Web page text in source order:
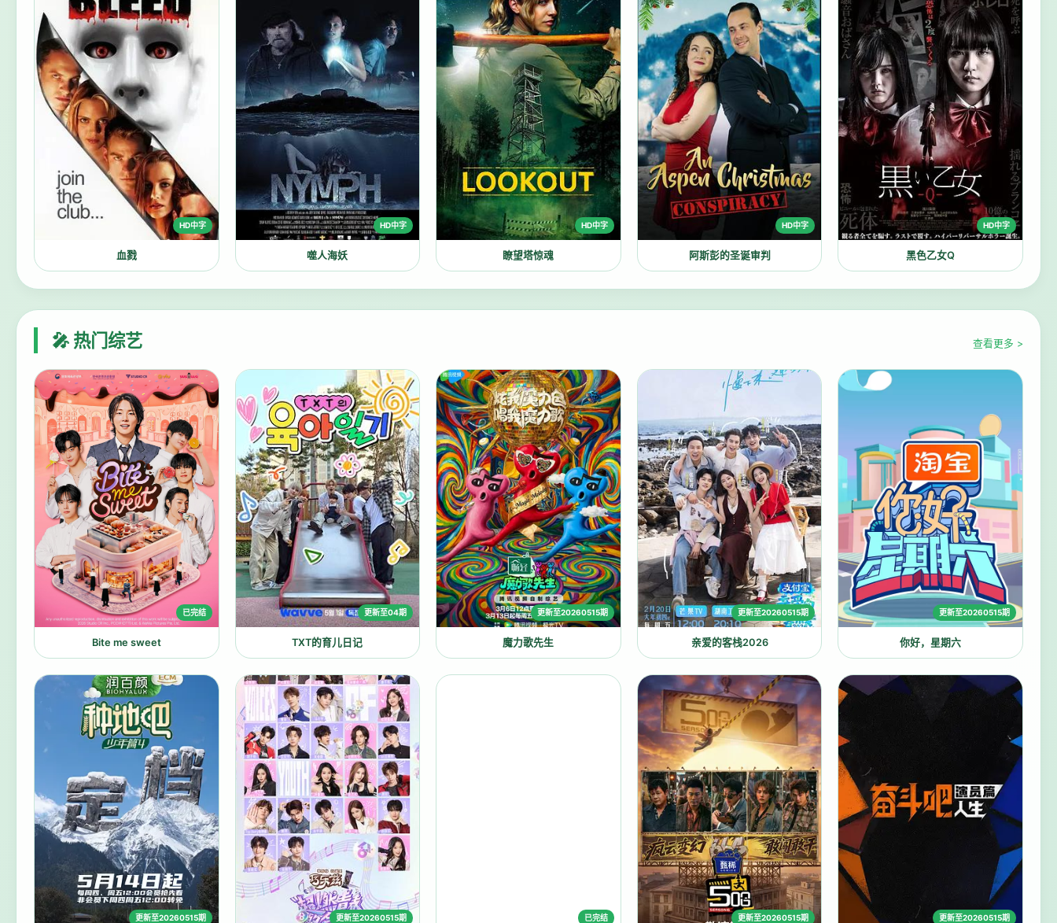
HD中字
血戮
HD中字
噬人海妖
HD中字
瞭望塔惊魂
HD中字
阿斯彭的圣诞审判
HD中字
黑色乙女Q
🎤 热门综艺 查看更多 >
已完结
Bite me sweet
更新至04期
TXT的育儿日记
更新至20260515期
魔力歌先生
更新至20260515期
亲爱的客栈2026
更新至20260515期
你好，星期六
更新至20260515期 更新至20260515期 已完结 更新至20260515期 更新至20260515期